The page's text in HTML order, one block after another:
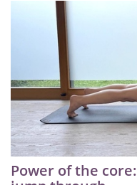
Power of the